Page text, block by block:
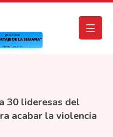
30 lideresas del
acabar la violencia